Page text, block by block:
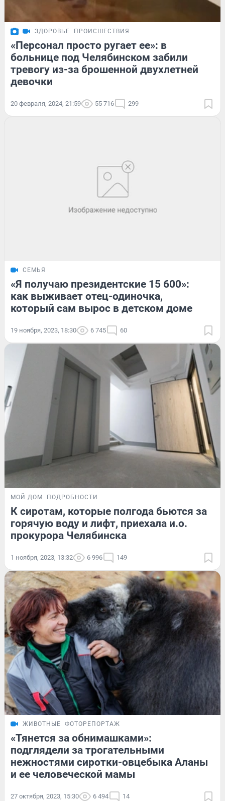
ЗДОРОВЬЕ ПРОИСШЕСТВИЯ
«Персонал просто ругает ее»: в
больнице под Челябинском забили
тревогу из-за брошенной двухлетней
девочки
20 февраля, 2024, 21:59 55 716 299
СЕМЬЯ
«Я получаю президентские 15 600»:
как выживает отец-одиночка,
который сам вырос в детском доме
19 ноября, 2023, 18:30 6 745 60
МОЙ ДОМ ПОДРОБНОСТИ
К сиротам, которые полгода бьются за
горячую воду и лифт, приехала и.о.
прокурора Челябинска
1 ноября, 2023, 13:32 6 996 149
ЖИВОТНЫЕ ФОТОРЕПОРТАЖ
«Тянется за обнимашками»:
подглядели за трогательными
нежностями сиротки-овцебыка Аланы
и ее человеческой мамы
27 октября, 2023, 15:30 6 494 14